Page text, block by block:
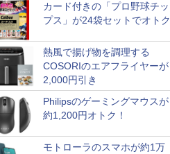
カード付きの「プロ野球チッ
プス」が24袋セットでオトク
熱風で揚げ物を調理する
COSORIのエアフライヤーが
2,000円引き
Philipsのゲーミングマウスが
約1,200円オトク！
モトローラのスマホが約1万